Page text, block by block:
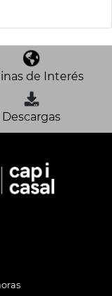
de Interés
Descargas